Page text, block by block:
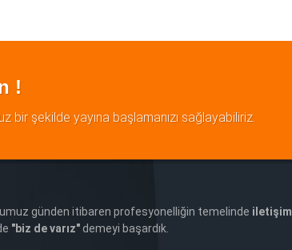
!
bir şekilde yayına başlamanızı sağlayabiliriz.
günden itibaren profesyonelliğin temelinde iletişim
"biz de varız"demeyi başardık.